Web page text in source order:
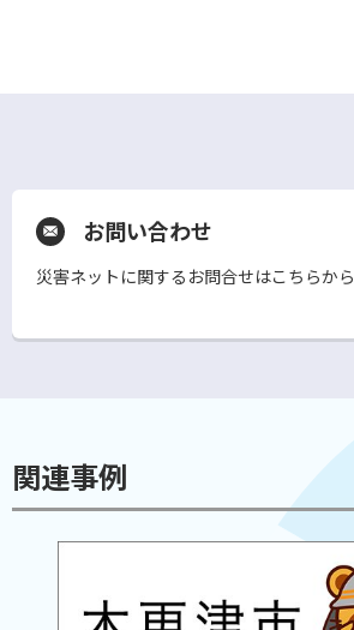
お問い合わせ
災害ネットに関するお問合せはこちらから
ウ
開
く
関連事例